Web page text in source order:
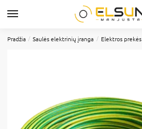
Pradžia / Saulės elektrinių įranga / Elektros prekės